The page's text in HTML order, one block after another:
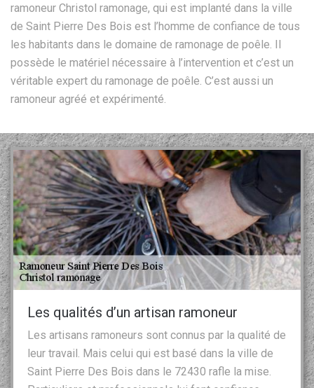
ramoneur Christol ramonage, qui est implanté dans la ville
de Saint Pierre Des Bois est l’homme de confiance de tous
les habitants dans le domaine de ramonage de poêle. Il
possède le matériel nécessaire à l’intervention et c’est un
véritable expert du ramonage de poêle. C’est aussi un
ramoneur agréé et expérimenté.
Les qualités d’un artisan ramoneur
Les artisans ramoneurs sont connus par la qualité de
leur travail. Mais celui qui est basé dans la ville de
Saint Pierre Des Bois dans le 72430 rafle la mise.